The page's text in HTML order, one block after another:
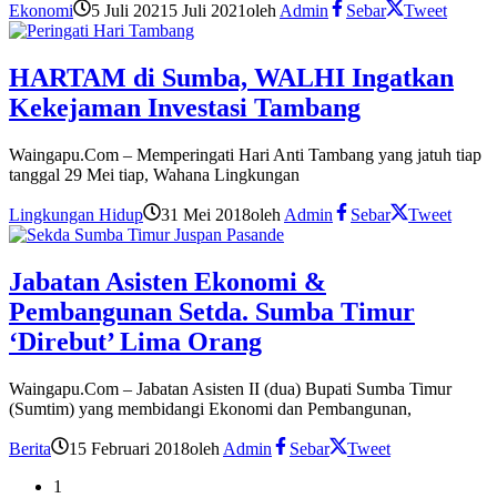
Ekonomi 5 Juli 2021 5 Juli 2021oleh Admin Sebar Tweet
HARTAM di Sumba, WALHI Ingatkan
Kekejaman Investasi Tambang
Waingapu.Com – Memperingati Hari Anti Tambang yang jatuh tiap
tanggal 29 Mei tiap, Wahana Lingkungan
Lingkungan Hidup 31 Mei 2018oleh Admin Sebar Tweet
Jabatan Asisten Ekonomi &
Pembangunan Setda. Sumba Timur
‘Direbut’ Lima Orang
Waingapu.Com – Jabatan Asisten II (dua) Bupati Sumba Timur
(Sumtim) yang membidangi Ekonomi dan Pembangunan,
Berita 15 Februari 2018oleh Admin Sebar
Tweet
1